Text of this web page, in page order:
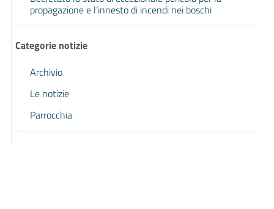
propagazione e l’innesto di incendi nei boschi
Categorie notizie
Archivio
Le notizie
Parrocchia